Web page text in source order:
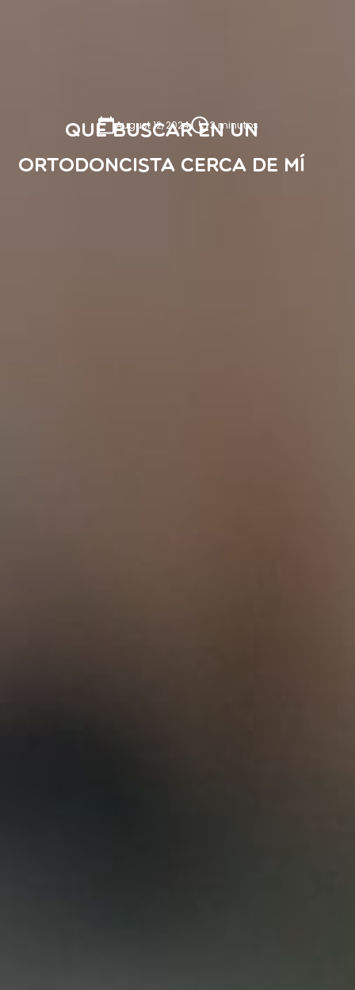
August 12, 2024 3 minutos
Qué buscar en un
ortodoncista cerca de mí